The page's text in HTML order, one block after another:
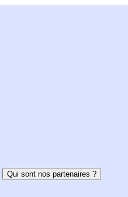
Qui sont nos partenaires ?